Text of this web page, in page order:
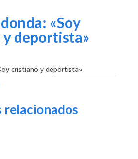
«Soy
deportista»
cristiano y deportista»
relacionados